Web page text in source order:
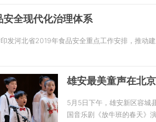
全现代化治理体系
发河北省2019年食品安全重点工作安排，推动
雄安最美童声在北
5月5日下午，雄安新区容城
国音乐剧《放牛班的春天》